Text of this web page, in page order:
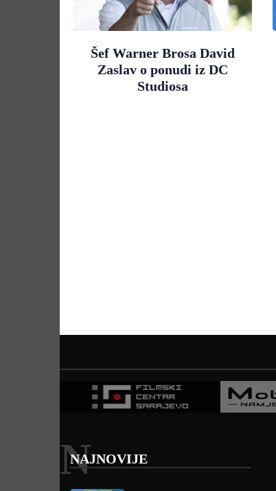
Šef Warner Brosa David
Zaslav o ponudi iz DC
Studiosa
NAJNOVIJE
N